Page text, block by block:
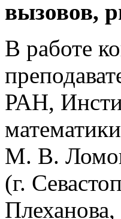
вызовов,
В работе
РАН,
М. В.
(г.